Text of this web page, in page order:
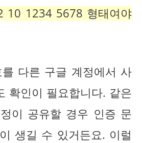
10 1234 5678 형태여야
다른 구글 계정에서 사
확인이 필요합니다. 같은
이 공유할 경우 인증 문
생길 수 있거든요. 이럴